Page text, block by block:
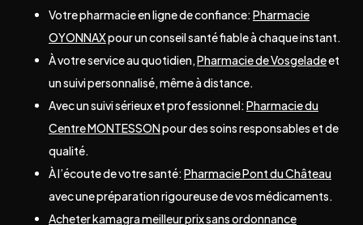
Votre pharmacie en ligne de confiance: Pharmacie
OYONNAXpour un conseil santé fiable à chaque instant.
À votre service au quotidien,Pharmacie de Vosgeladeet
un suivi personnalisé, même à distance.
Avec un suivi sérieux et professionnel: Pharmacie du
Centre MONTESSONpour des soins responsables et de
qualité.
À l’écoute de votre santé: Pharmacie Pont du Château
avec une préparation rigoureuse de vos médicaments.
Acheter kamagra meilleur prix sans ordonnance